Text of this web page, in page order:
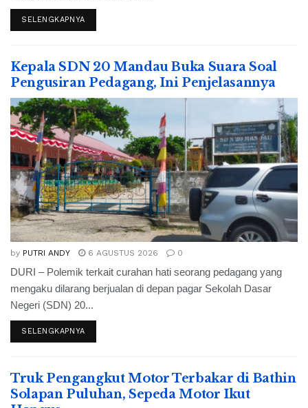
SELENGKAPNYA
Kepala SDN 20 Mandau Buka Suara Soal
Pengusiran Pedagang, Ini Penjelasannya
by PUTRI ANDY 6 AGUSTUS 2026 0
DURI – Polemik terkait curahan hati seorang pedagang yang
mengaku dilarang berjualan di depan pagar Sekolah Dasar
Negeri (SDN) 20...
SELENGKAPNYA
Truk Pengangkut Motor Terbakar di Bathin
Solapan Puluhan, Sepeda Motor Ikut